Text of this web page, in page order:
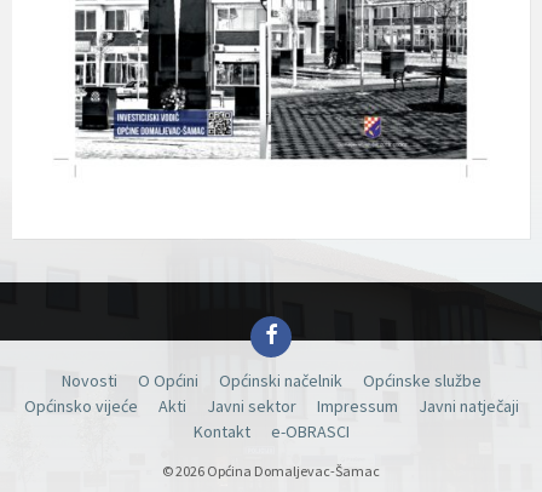
Facebook
Novosti O Općini Općinski načelnik
Općinske službe
Općinsko vijeće
Akti Javni sektor Impressum
Javni natječaji
Kontakt
e-OBRASCI
© 2026 Općina Domaljevac-Šamac